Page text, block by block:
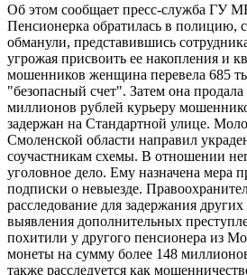
Об этом сообщает пресс-служба ГУ
Пенсионерка обратилась в полицию,
обманули, представившись
угрожая присвоить ее накопления и
мошенников женщина перевела 685
"безопасный счет". Затем она
миллионов рублей курьеру
задержан на Стандартной улице.
Смоленской области направил
соучастникам схемы. В отношении
уголовное дело. Ему назначена мера
подписки о невыезде.
расследование для задержания
выявления дополнительных
похитили у другого пенсионера из
монеты на сумму более 148
также расследуется как